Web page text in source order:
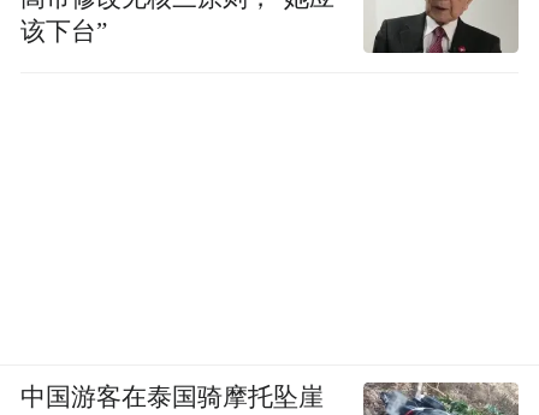
该下台”
中国游客在泰国骑摩托坠崖